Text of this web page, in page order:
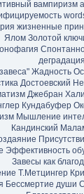
вампиризм
жизненные
Ялом Золотой
деградация
Жадность
Достоевский
Джебран
Кундабуфер
Мышление
Кандинский
Эффективность
Завесы как
Т.Метцингер
Бессмертие души